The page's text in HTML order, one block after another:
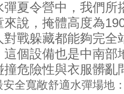
彈夏令營中，我們
說，掩體高度為
對戰躲藏都能夠完全
這個設備也是中南部
撞危險性與衣服髒亂